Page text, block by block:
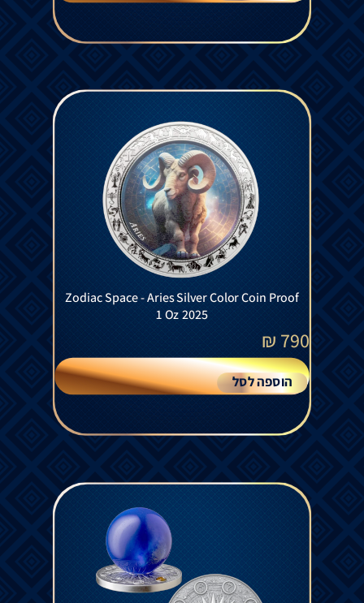
Zodiac Space - Aries Silver Color Coin Proof
1 Oz 2025
790
₪
הוספה לסל